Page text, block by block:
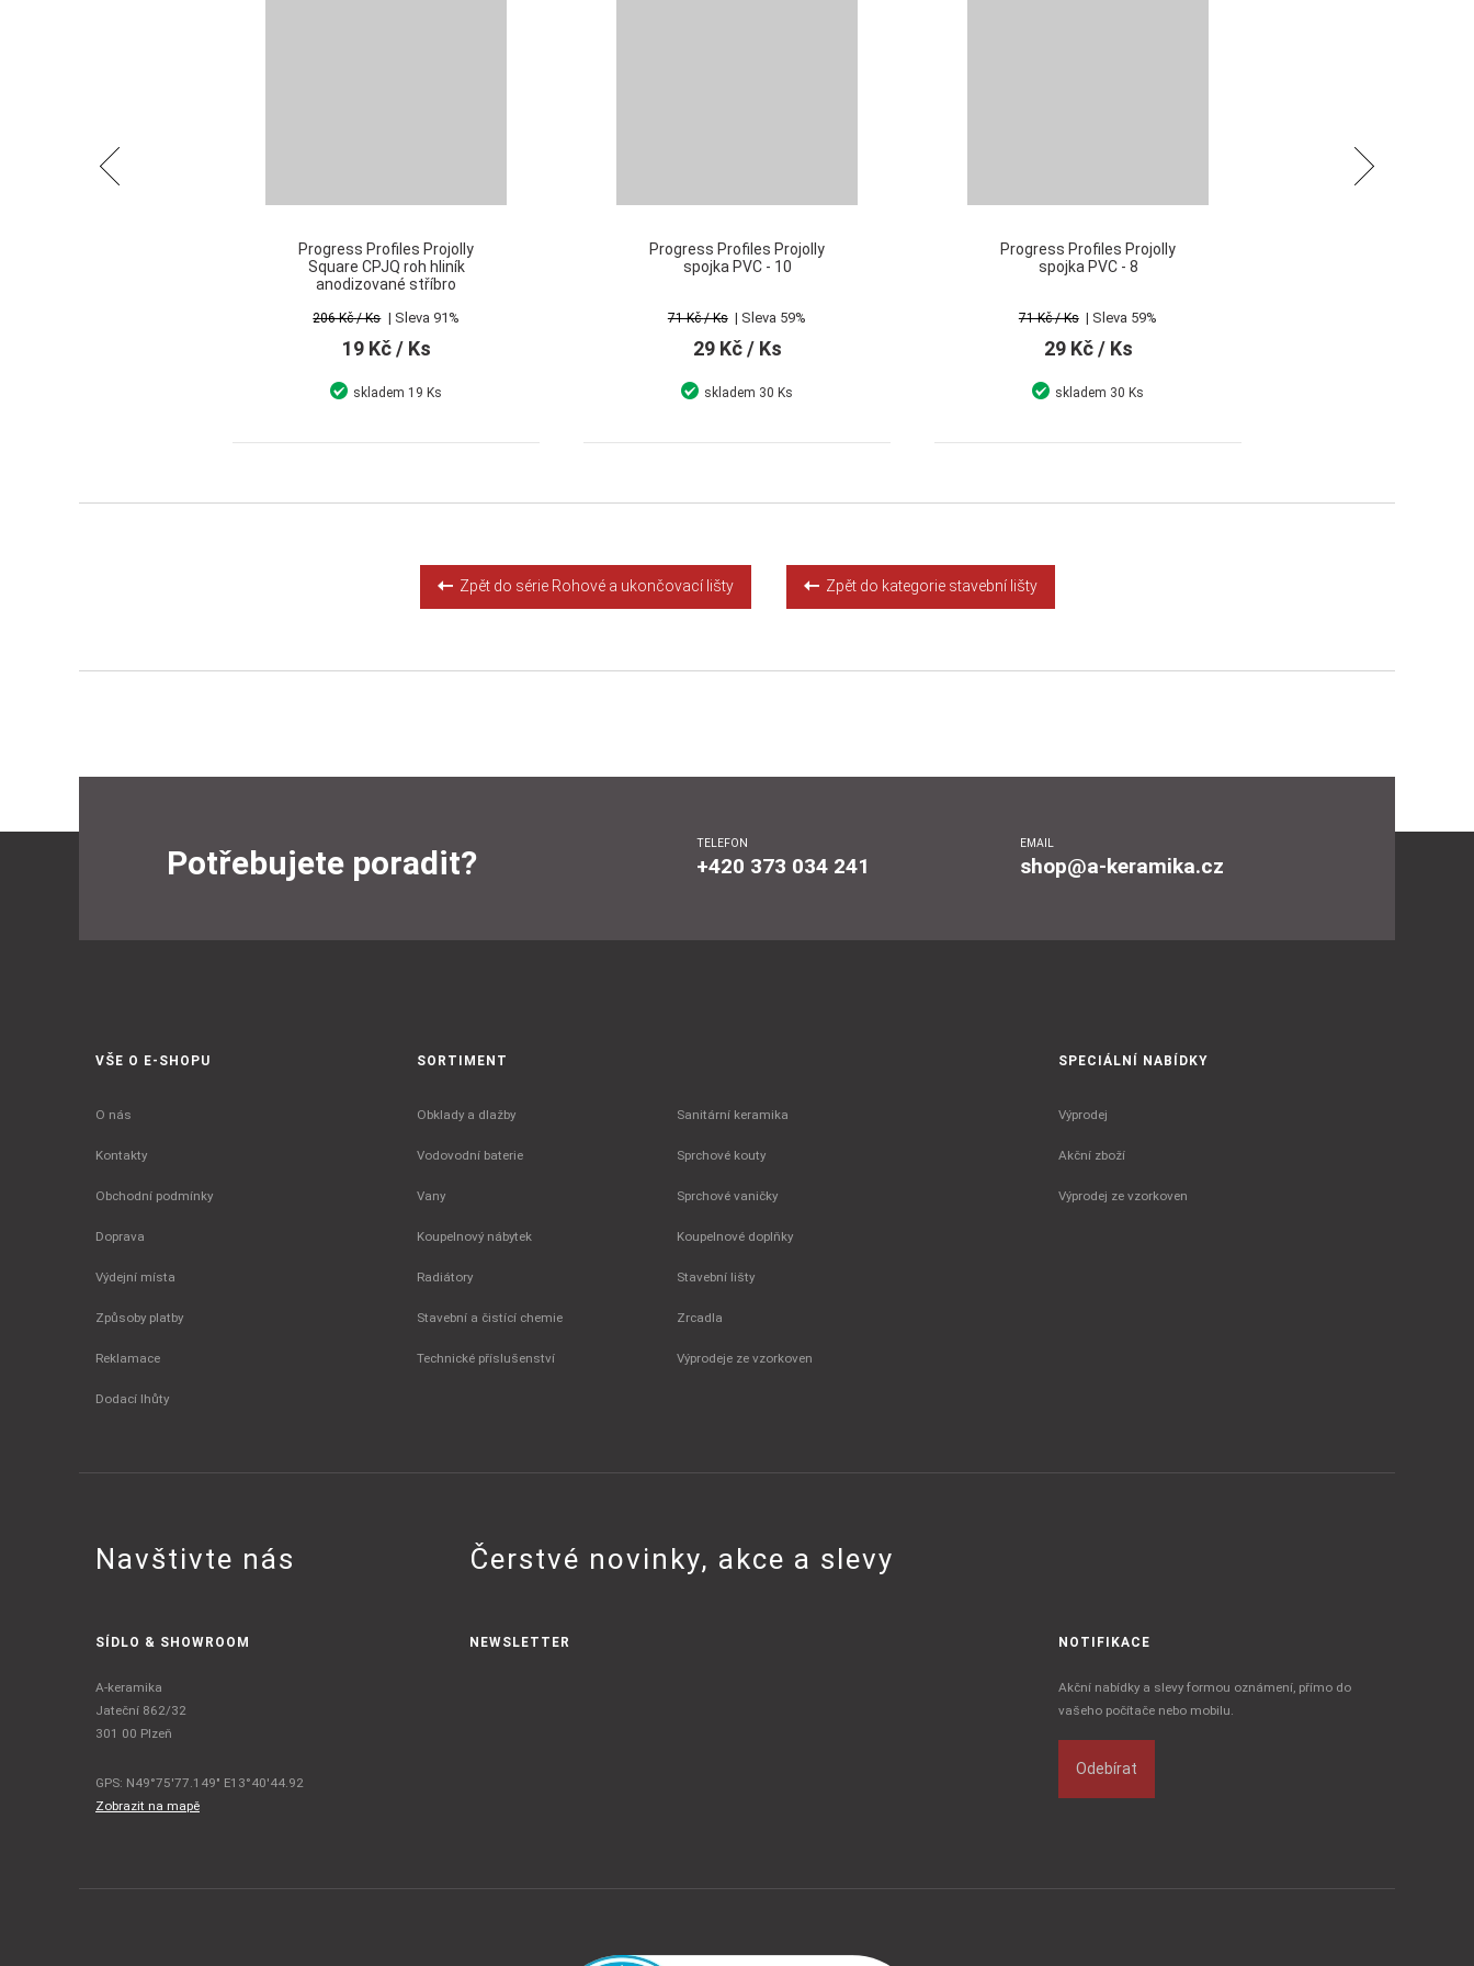
Progress Profiles Projolly
Square CPJQ roh hliník
anodizované stříbro
206 Kč/ Ks | Sleva 91%
19 Kč/ Ks
skladem 19 Ks
Progress Profiles Projolly
spojka PVC - 10
71 Kč/ Ks | Sleva 59%
29 Kč/ Ks
skladem 30 Ks
Progress Profiles Projolly
spojka PVC - 8
71 Kč/ Ks | Sleva 59%
29 Kč/ Ks
skladem 30 Ks
Zpět do série Rohové a ukončovací lišty Zpět do kategorie stavební lišty
Potřebujete poradit?
TELEFON
+420 373 034 241
EMAIL
shop@a-keramika.cz
VŠE O E-SHOPU
O nás
Kontakty
Obchodní podmínky
Doprava
Výdejní místa
Způsoby platby
Reklamace
Dodací lhůty
SORTIMENT
Obklady a dlažby Sanitární keramika
Vodovodní baterie Sprchové kouty
Vany Sprchové vaničky
Koupelnový nábytek Koupelnové doplňky
Radiátory Stavební lišty
Stavební a čistící chemie Zrcadla
Technické příslušenství Výprodeje ze vzorkoven
SPECIÁLNÍ NABÍDKY
Výprodej
Akční zboží
Výprodej ze vzorkoven
Navštivte nás Čerstvé novinky, akce a slevy
SÍDLO & SHOWROOM
A-keramika
Jateční 862/32
301 00 Plzeň
GPS: N49°75'77.149" E13°40'44.92
Zobrazit na mapě
NEWSLETTER NOTIFIKACE
Akční nabídky a slevy formou oznámení, přímo do
vašeho počítače nebo mobilu.
Odebírat